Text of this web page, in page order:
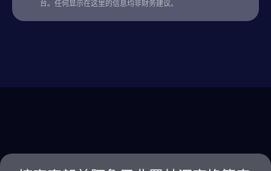
台。任何显示在这里的信息均非财务建议。